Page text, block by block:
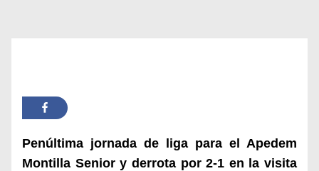
Penúltima jornada de liga para el Apedem
Montilla Senior y derrota por 2-1 en la visita